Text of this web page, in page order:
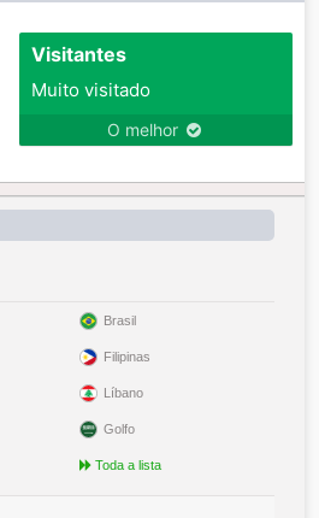
Visitantes
Muito visitado
O melhor
Brasil
Filipinas
Líbano
Golfo
Toda a lista